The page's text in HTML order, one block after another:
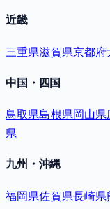
近畿
三重県滋賀県京都府
中国・四国
鳥取県島根県岡山県
県
九州・沖縄
福岡県佐賀県長崎県